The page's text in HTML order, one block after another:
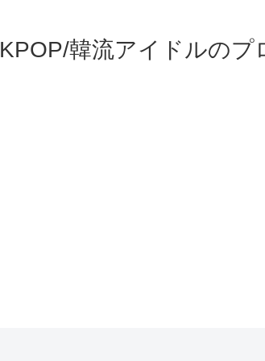
KPOP/韓流アイドルの